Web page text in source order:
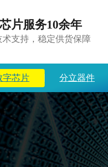
片服务10余年
术支持，稳定供货保障
字芯片 分立器件